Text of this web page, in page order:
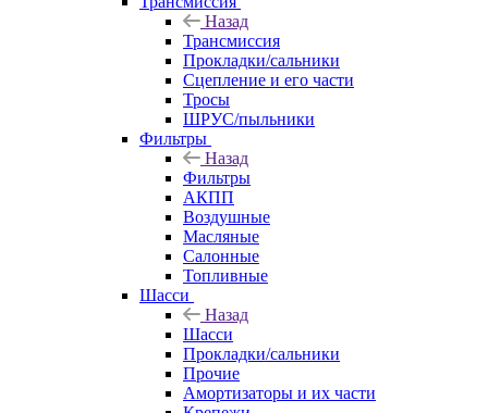
Назад
Трансмиссия
Прокладки/сальники
Сцепление и его части
Тросы
ШРУС/пыльники
Фильтры
Назад
Фильтры
АКПП
Воздушные
Масляные
Салонные
Топливные
Шасси
Назад
Шасси
Прокладки/сальники
Прочие
Амортизаторы и их части